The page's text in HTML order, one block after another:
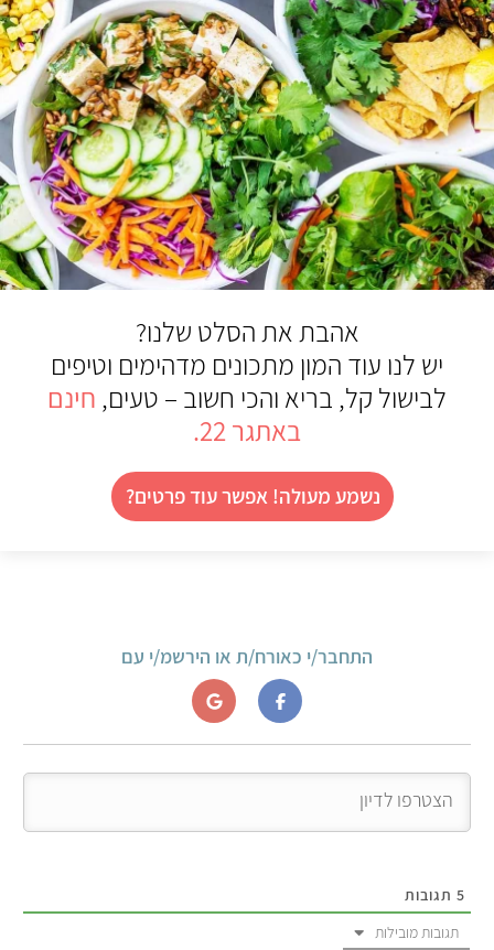
אהבת את הסלט שלנו?
יש לנו עוד המון מתכונים מדהימים וטיפים
לבישול קל, בריא והכי חשוב – טעים, חינם
באתגר 22.
נשמע מעולה! אפשר עוד פרטים?
התחבר/י כאורח/ת או הירשמ/י עם
5 תגובות
תגובות מובילות